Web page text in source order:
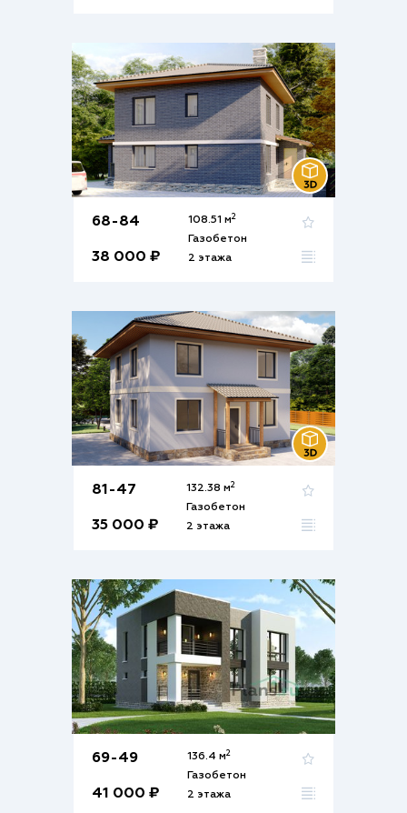
68-84
38 000 ₽
108.51 м2
Газобетон
2 этажа
81-47
35 000 ₽
132.38 м2
Газобетон
2 этажа
69-49
41 000 ₽
136.4 м2
Газобетон
2 этажа